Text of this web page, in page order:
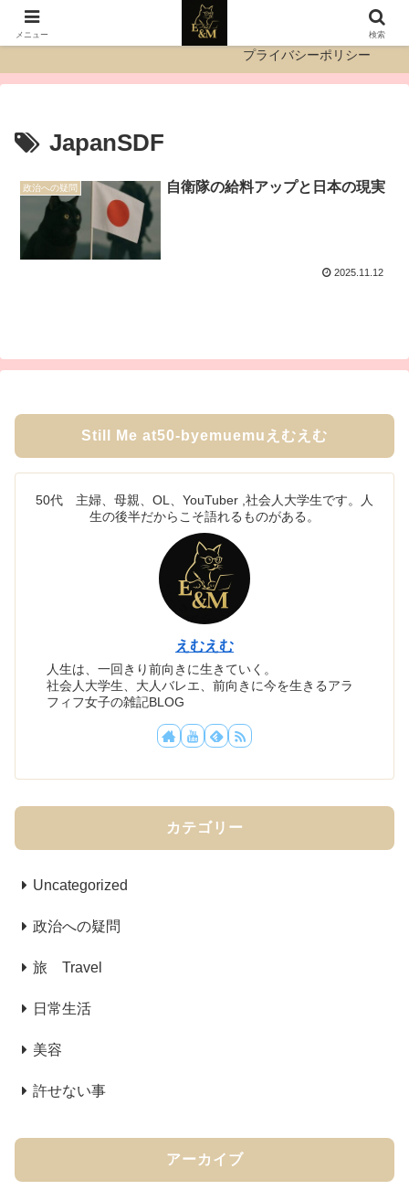
プライバシーポリシー
JapanSDF
政治への疑問 自衛隊の給料アップと日本の現実
2025.11.12
Still Me at50-byemuemuえむえむ
50代 主婦、母親、OL、YouTuber ,社会人大学生です。人
生の後半だからこそ語れるものがある。
えむえむ
人生は、一回きり前向きに生きていく。
社会人大学生、大人バレエ、前向きに今を生きるアラ
フィフ女子の雑記BLOG
カテゴリー
Uncategorized
政治への疑問
旅 Travel
日常生活
美容
許せない事
アーカイブ
メニュー 検索